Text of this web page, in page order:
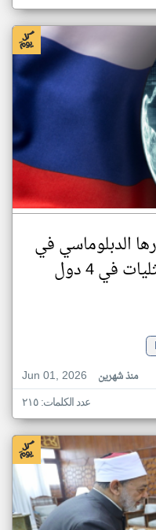
الدبلوماسي في
إفريقيا بافتتاح ممثليات في 4 دول
Jun 01, 2026
منذ شهرين
عدد الكلمات: ٢١٥